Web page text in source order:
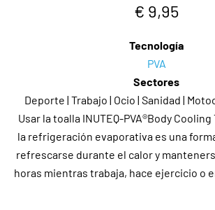
€ 9,95
Tecnología
PVA
Sectores
Deporte | Trabajo | Ocio | Sanidad |
Usar la toalla INUTEQ-PVA®Body
la refrigeración evaporativa es una
refrescarse durante el calor y
horas mientras trabaja, hace ejercicio o